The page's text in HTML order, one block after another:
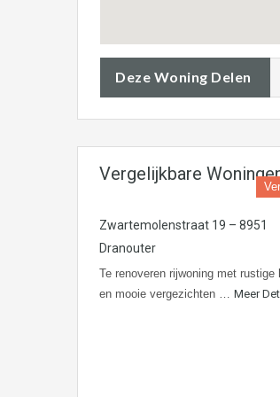
Deze Woning Delen
Vergelijkbare
Zwartemolenstraat 19 – 8951
Dranouter
Te renoveren rijwoning met rustige
en mooie vergezichten … Meer